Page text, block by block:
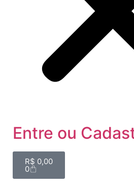
Entre ou
R$ 0,00
0